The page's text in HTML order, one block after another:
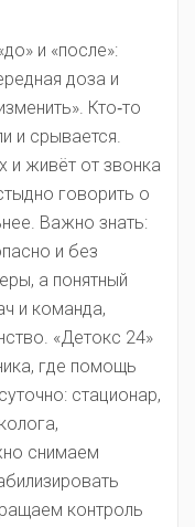
и «после»:
доза и
Кто‑то
и срывается.
и живёт от звонка
говорить о
Важно знать:
и без
а понятный
и команда,
«Детокс 24»
где помощь
стационар,
снимаем
контроль